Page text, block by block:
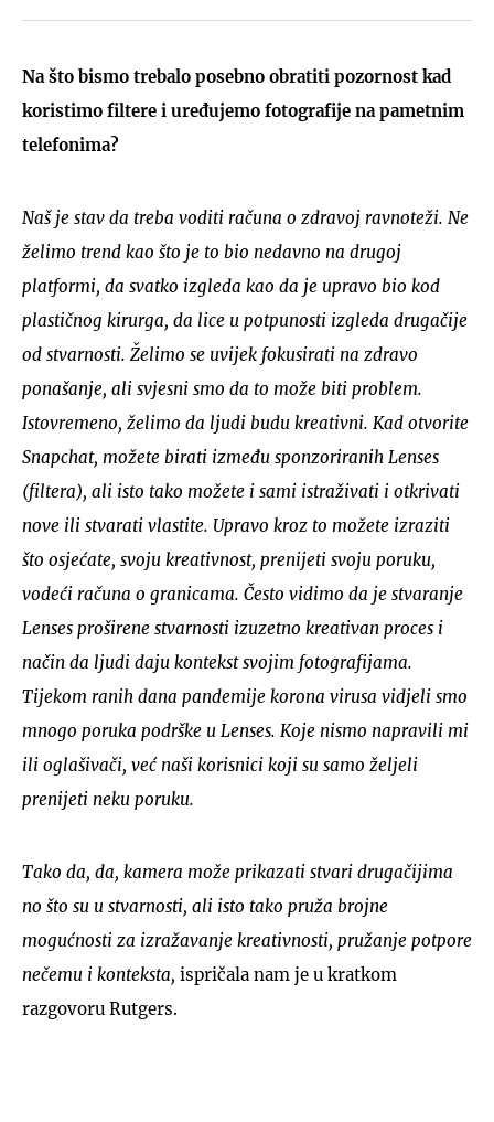
Na što bismo trebalo posebno obratiti pozornost kad
koristimo filtere i uređujemo fotografije na pametnim
telefonima?
Naš je stav da treba voditi računa o zdravoj ravnoteži. Ne
želimo trend kao što je to bio nedavno na drugoj
platformi, da svatko izgleda kao da je upravo bio kod
plastičnog kirurga, da lice u potpunosti izgleda drugačije
od stvarnosti. Želimo se uvijek fokusirati na zdravo
ponašanje, ali svjesni smo da to može biti problem.
Istovremeno, želimo da ljudi budu kreativni. Kad otvorite
Snapchat, možete birati između sponzoriranih Lenses
(filtera), ali isto tako možete i sami istraživati i otkrivati
nove ili stvarati vlastite. Upravo kroz to možete izraziti
što osjećate, svoju kreativnost, prenijeti svoju poruku,
vodeći računa o granicama. Često vidimo da je stvaranje
Lenses proširene stvarnosti izuzetno kreativan proces i
način da ljudi daju kontekst svojim fotografijama.
Tijekom ranih dana pandemije korona virusa vidjeli smo
mnogo poruka podrške u Lenses. Koje nismo napravili mi
ili oglašivači, već naši korisnici koji su samo željeli
prenijeti neku poruku.
Tako da, da, kamera može prikazati stvari drugačijima
no što su u stvarnosti, ali isto tako pruža brojne
mogućnosti za izražavanje kreativnosti, pružanje potpore
nečemu i konteksta, ispričala nam je u kratkom
razgovoru Rutgers.